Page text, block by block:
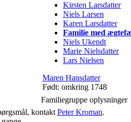
Kirsten Larsdatter
Niels Larsen
Karen Larsdatter
Familie med
Niels Ukendt
Marie Nielsdatter
Lars Nielsen
Maren Hansdatter
Født: omkring 1748
Familiegruppe oplysninger
kontakt Peter Kroman.